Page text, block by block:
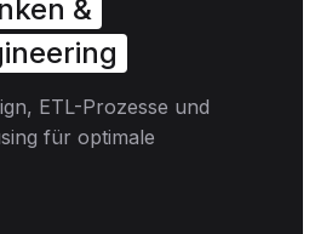
&
ETL-Prozesse und
für optimale